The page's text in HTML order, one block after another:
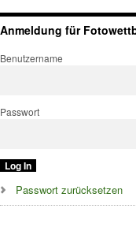
Anmeldung für
Benutzername
Passwort
Passwort zurücksetzen